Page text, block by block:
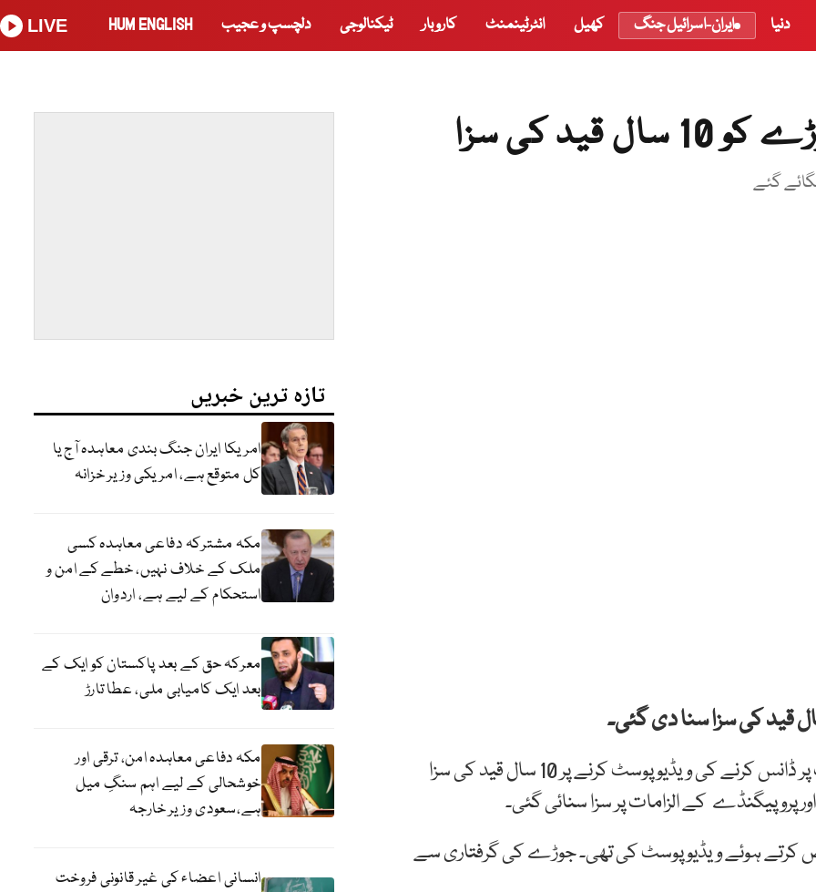
دنیا ایران-اسرائیل جنگ کھیل انٹرٹینمنٹ کاروبار ٹیکنالوجی دلچسپ و عجیب HUM ENGLISH
LIVE
کی سزا
گئے
غیرملکی میڈیا کے مطابق نوجوان ایرانی جوڑے کو سڑک پر ڈانس کرنے کی ویڈیو پوسٹ کرنے پر 10 سال قید کی سزا
پروپیگنڈے کے الزامات پر سزا سنائی گئی۔
کرتے ہوئے ویڈیو پوسٹ کی تھی۔ جوڑے کی گرفتاری سے
تازہ ترین خبریں
امریکا ایران جنگ بندی معاہدہ آج یا
کل متوقع ہے، امریکی وزیر خزانہ
مکہ مشترکہ دفاعی معاہدہ کسی
ملک کے خلاف نہیں، خطے کے امن و
استحکام کے لیے ہے، اردوان
معرکہ حق کے بعد پاکستان کو ایک کے
بعد ایک کامیابی ملی، عطا تارڑ
مکہ دفاعی معاہدہ امن، ترقی اور
خوشحالی کے لیے اہم سنگِ میل
ہے،سعودی وزیر خارجہ
انسانی اعضاء کی غیر قانونی فروخت